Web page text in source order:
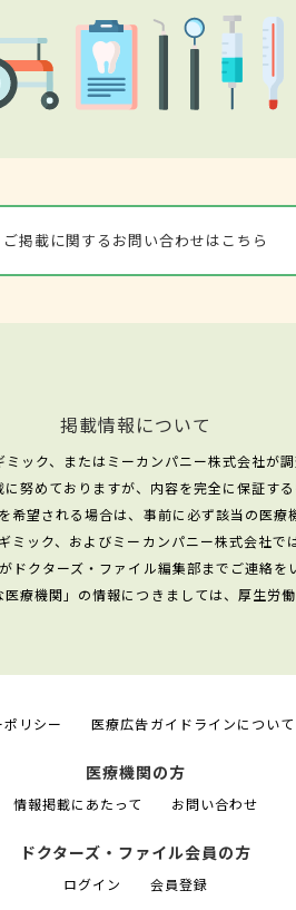
ご掲載に関するお問い合わせはこちら
掲載情報について
ック、またはミーカンパニー株式会社が
努めておりますが、内容を完全に保証する
希望される場合は、事前に必ず該当の医療
ック、およびミーカンパニー株式会社で
ドクターズ・ファイル編集部までご連絡を
療機関」の情報につきましては、厚生労
リシー 医療広告ガイドラインについて
医療機関の方
情報掲載にあたって お問い合わせ
ドクターズ・ファイル会員の方
ログイン 会員登録